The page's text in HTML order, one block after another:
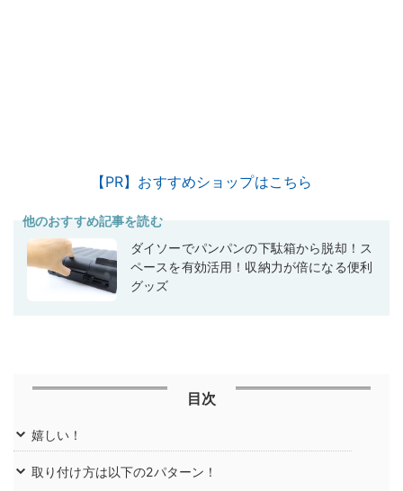
【PR】おすすめショップはこちら
他のおすすめ記事を読む
ダイソーでパンパンの下駄箱から脱却！ス
ペースを有効活用！収納力が倍になる便利
グッズ
目次
嬉しい！
取り付け方は以下の2パターン！